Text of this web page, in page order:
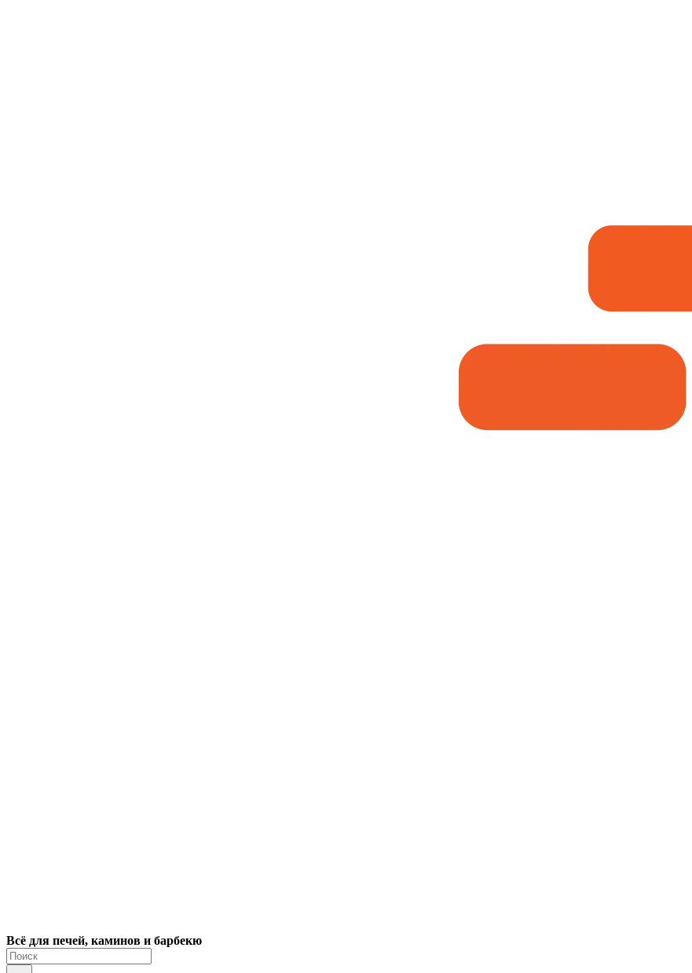
Всё для печей, каминов и барбекю